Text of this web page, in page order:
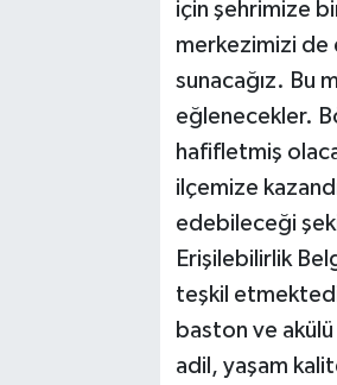
için şehrimize
merkezimizi de
sunacağız. Bu
eğlenecekler.
hafifletmiş
ilçemize
edebileceği
Erişilebilirlik
teşkil
baston ve
adil, yaşam